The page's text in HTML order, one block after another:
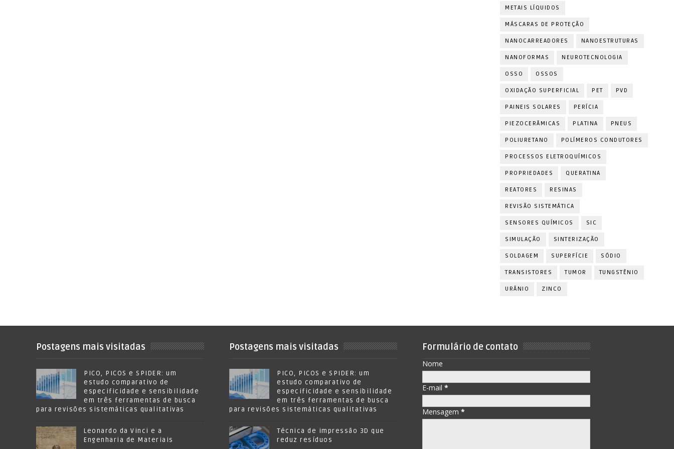
METAIS LÍQUIDOS
MÁSCARAS DE PROTEÇÃO
NANOCARREADORES NANOESTRUTURAS
NANOFORMAS NEUROTECNOLOGIA
OSSO OSSOS
OXIDAÇÃO SUPERFICIAL PET PVD
PAINEIS SOLARES PERÍCIA
PIEZOCERÂMICAS PLATINA PNEUS
POLIURETANO POLÍMEROS CONDUTORES
PROCESSOS ELETROQUÍMICOS
PROPRIEDADES QUERATINA
REATORES RESINAS
REVISÃO SISTEMÁTICA
SENSORES QUÍMICOS SIC
SIMULAÇÃO SINTERIZAÇÃO
SOLDAGEM SUPERFÍCIE SÓDIO
TRANSISTORES TUMOR TUNGSTÊNIO
URÂNIO ZINCO
Postagens mais visitadas
PICO, PICOS e SPIDER: um
estudo comparativo de
especificidade e sensibilidade
em três ferramentas de busca
para revisões sistemáticas qualitativas
Leonardo da Vinci e a
Engenharia de Materiais
Postagens mais visitadas
PICO, PICOS e SPIDER: um
estudo comparativo de
especificidade e sensibilidade
em três ferramentas de busca
para revisões sistemáticas qualitativas
Técnica de impressão 3D que
reduz resíduos
Formulário de contato
Nome
E-mail *
Mensagem *